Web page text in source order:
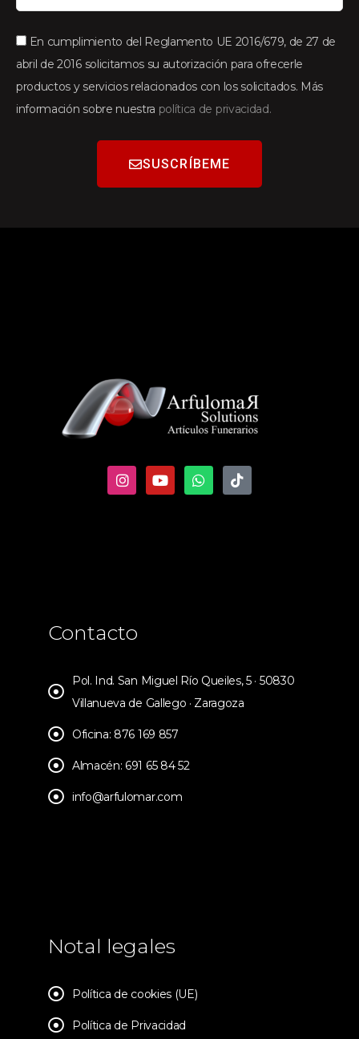
En cumplimiento del Reglamento UE 2016/679, de 27 de
abril de 2016 solicitamos su autorización para ofrecerle
productos y servicios relacionados con los solicitados. Más
información sobre nuestra política de privacidad.
SUSCRÍBEME
Contacto
Pol. Ind. San Miguel Río Queiles, 5 · 50830
Villanueva de Gallego · Zaragoza
Oficina: 876 169 857
Almacén: 691 65 84 52
info@arfulomar.com
Notal legales
Política de cookies (UE)
Política de Privacidad